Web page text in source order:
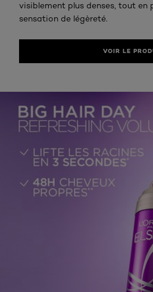
visiblement plus denses, tout en
sensation de légèreté.
VOIR LE